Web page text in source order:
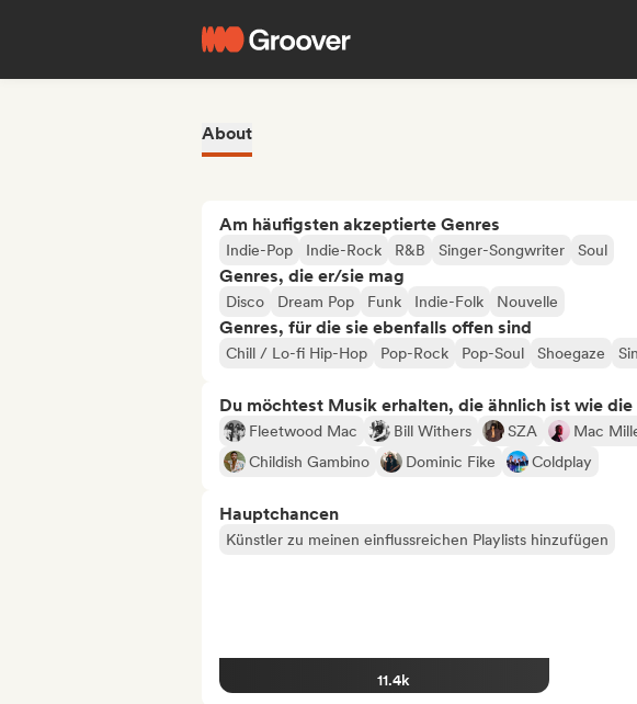
About
Am häufigsten akzeptierte Genres
Indie-Pop Indie-Rock R&B Singer-Songwriter Soul
Genres, die er/sie mag
Disco Dream Pop Funk Indie-Folk Nouvelle
Genres, für die sie ebenfalls offen sind
Chill / Lo-fi Hip-Hop Pop-Rock Pop-Soul Shoegaze
Du möchtest Musik erhalten, die ähnlich ist wie die
Fleetwood Mac Bill Withers SZA Mac
Childish Gambino
Dominic Fike Coldplay
Hauptchancen
Künstler zu meinen einflussreichen Playlists hinzufügen
11.4k